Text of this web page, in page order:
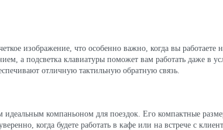
изображение, что особенно важно, когда вы
а подсветка клавиатуры поможет вам работать даже в
отличную тактильную обратную связь.
компаньоном для поездок. Его компактные
когда будете работать в кафе или на встрече с